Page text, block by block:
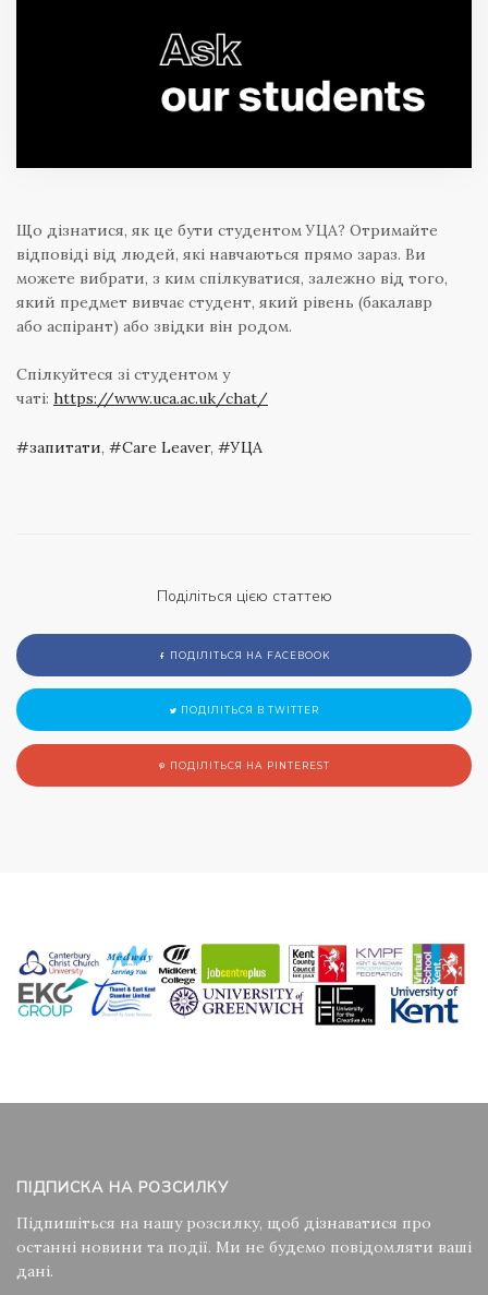
Що дізнатися, як це бути студентом УЦА? Отримайте
відповіді від людей, які навчаються прямо зараз. Ви
можете вибрати, з ким спілкуватися, залежно від того,
який предмет вивчає студент, який рівень (бакалавр
або аспірант) або звідки він родом.
Спілкуйтеся зі студентом у
чаті: https://www.uca.ac.uk/chat/
запитати, Care Leaver, УЦА
Поділіться цією статтею
ПОДІЛІТЬСЯ НА FACEBOOK
ПОДІЛІТЬСЯ В TWITTER
ПОДІЛІТЬСЯ НА PINTEREST
ПІДПИСКА НА РОЗСИЛКУ
Підпишіться на нашу розсилку, щоб дізнаватися про
останні новини та події. Ми не будемо повідомляти ваші
дані.